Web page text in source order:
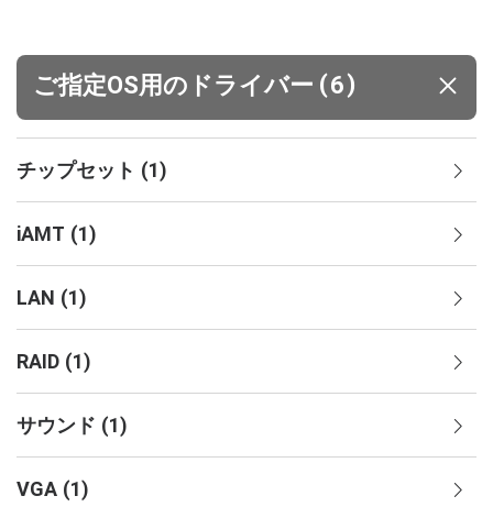
ご指定OS用のドライバー (6)
チップセット (1)
iAMT (1)
LAN (1)
RAID (1)
サウンド (1)
VGA (1)